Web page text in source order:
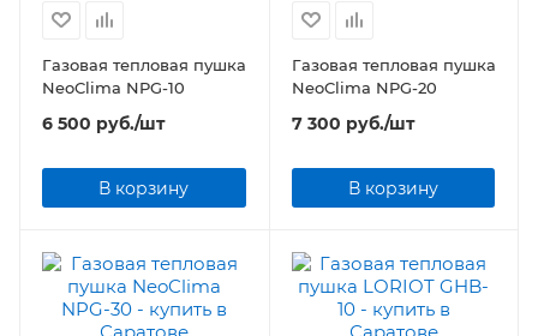
Газовая тепловая пушка
NeoClima NPG-10
6 500 руб./шт
В корзину
Газовая тепловая пушка
NeoClima NPG-20
7 300 руб./шт
В корзину